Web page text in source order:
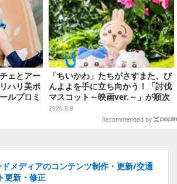
ェとアー
ハリ美ボ
ルプロミ
に見惚れ
「ちいかわ」たちがさすまた、び
んよよを手に立ち向かう！「討伐
マスコット～映画ver.～」が順次
展開
2026.8.9
Recommended by
メディアのコンテンツ制作・更新/交通
更新・修正